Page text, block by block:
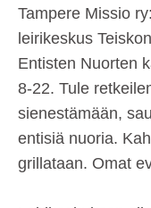
Tampere Missio
leirikeskus
Entisten Nuorten
8-22. Tule
sienestämään,
entisiä nuoria.
grillataan. Omat